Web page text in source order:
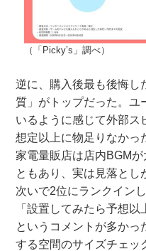
（「Picky’s」調べ）
逆に、購入後最も後悔し
質」がトップだった。ユ
いるように感じて外部ス
想定以上に物足りなかっ
家電量販店は店内BGM
ともあり、実は見落とし
次いで2位にランクイン
「設置してみたら予想以
というコメントが多かっ
する空間のサイズチェッ